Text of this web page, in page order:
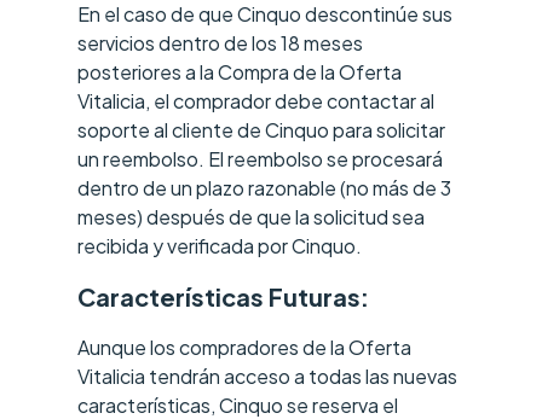
En el caso de que Cinquo descontinúe sus
servicios dentro de los 18 meses
posteriores a la Compra de la Oferta
Vitalicia, el comprador debe contactar al
soporte al cliente de Cinquo para solicitar
un reembolso. El reembolso se procesará
dentro de un plazo razonable (no más de 3
meses) después de que la solicitud sea
recibida y verificada por Cinquo.
Características Futuras:
Aunque los compradores de la Oferta
Vitalicia tendrán acceso a todas las nuevas
características, Cinquo se reserva el